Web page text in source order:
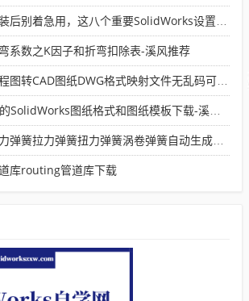
急用，这八个重要SolidWorks设置可以提高你的画图效率
系数之K因子和折弯扣除表-溪风推荐
CAD图纸DWG格式映射文件无乱码可分层-溪风亲测推荐
图纸格式和图纸模板下载-溪风专用版
拉力弹簧扭力弹簧涡卷弹簧自动生成宏程序下载
库routing管道库下载